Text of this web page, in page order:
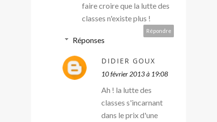
faire croire que la lutte des
classes n'existe plus !
Répondre
Réponses
DIDIER GOUX
10 février 2013 à 19:08
Ah ! la lutte des
classes s'incarnant
dans le prix d'une